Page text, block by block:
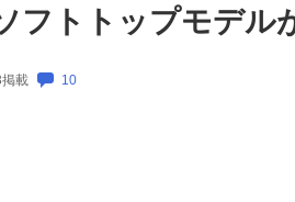
フトトップモデル
掲載 10